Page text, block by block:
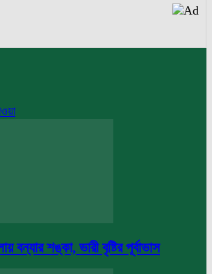
বন্যার শঙ্কা, ভারী বৃষ্টির পূর্বাভাস